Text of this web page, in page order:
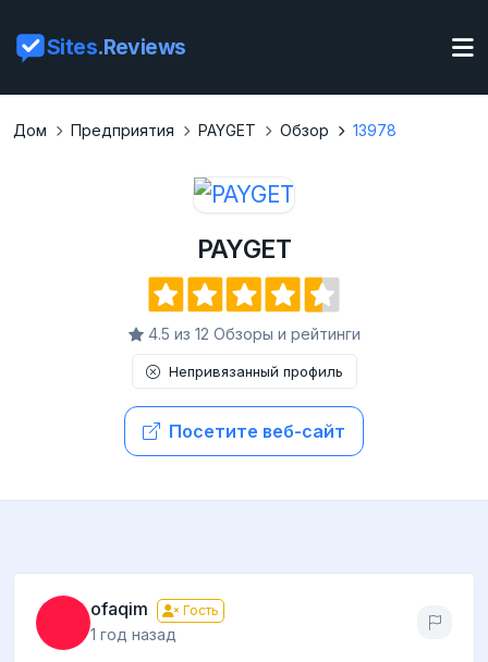
Sites.Reviews
Дом Предприятия PAYGET Обзор 13978
PAYGET
4.5 из 12 Обзоры и рейтинги
Непривязанный профиль
Посетите веб-сайт
ofaqim Гость
1 год назад